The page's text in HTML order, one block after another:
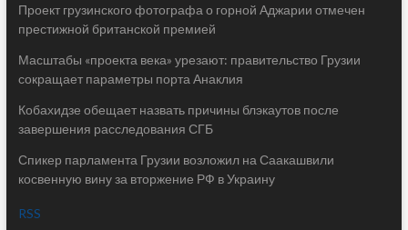
Проект грузинского фотографа о горной Аджарии отмечен
престижной британской премией
Масштабы «проекта века» урезают: правительство Грузии
сокращает параметры порта Анаклия
Кобахидзе обещает назвать причины блэкаутов после
завершения расследования СГБ
Спикер парламента Грузии возложил на Саакашвили
косвенную вину за вторжение РФ в Украину
RSS